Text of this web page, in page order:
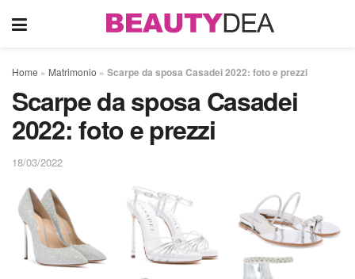
Home » Matrimonio » Scarpe da sposa Casadei 2022: foto e prezzi
Scarpe da sposa Casadei
2022: foto e prezzi
18/03/2022